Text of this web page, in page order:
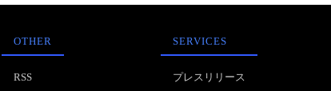
OTHER
RSS
SERVICES
プレスリリース